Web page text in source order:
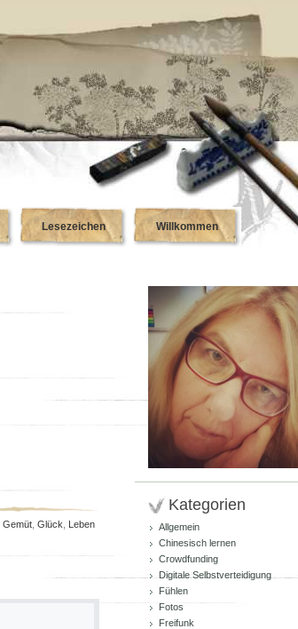
Lesezeichen Willkommen
Gemüt Glück Leben
Kategorien
Allgemein
Chinesisch lernen
Crowdfunding
Digitale Selbstverteidigung
Fühlen
Fotos
Freifunk